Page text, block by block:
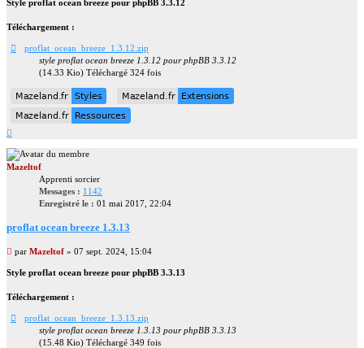
lu
Style proflat ocean breeze pour phpBB 3.3.12
Téléchargement :
proflat_ocean_breeze_1.3.12.zip
style proflat ocean breeze 1.3.12 pour phpBB 3.3.12
(14.33 Kio) Téléchargé 324 fois
Mazeland.fr
Mazeland.fr Styles
Styles Mazeland.fr
Mazeland.fr Extensions
Extensions
Mazeland.fr
Mazeland.fr Ressources
Ressources
Mazeltof
Apprenti sorcier
Messages : 1142
Enregistré le : 01 mai 2017, 22:04
proflat ocean breeze 1.3.13
Message
lu
par Mazeltof » 07 sept. 2024, 15:04
Style proflat ocean breeze pour phpBB 3.3.13
Téléchargement :
proflat_ocean_breeze_1.3.13.zip
style proflat ocean breeze 1.3.13 pour phpBB 3.3.13
(15.48 Kio) Téléchargé 349 fois